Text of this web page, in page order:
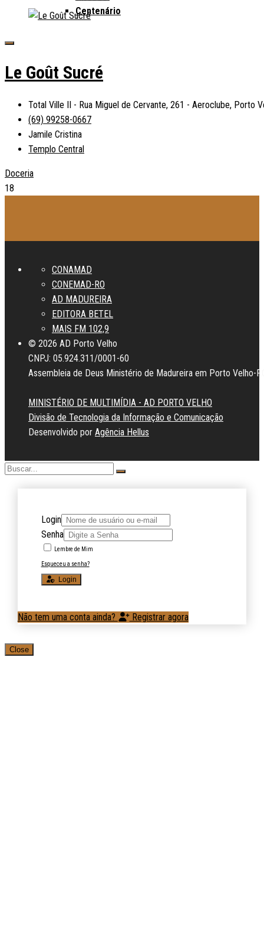
Centenário
Le Goût Sucré
Total Ville II - Rua Miguel de Cervante, 261 - Aeroclube, Porto
(69) 99258-0667
Jamile Cristina
Templo Central
Doceria
18
CONAMAD
CONEMAD-RO
AD MADUREIRA
EDITORA BETEL
MAIS FM 102,9
© 2026 AD Porto Velho
CNPJ: 05.924.311/0001-60
Assembleia de Deus Ministério de Madureira em Porto Velho-
MINISTÉRIO DE MULTIMÍDIA - AD PORTO VELHO
Divisão de Tecnologia da Informação e Comunicação
Desenvolvido por Agência Hellus
Login
Senha
Lembre de Mim
Esqueceu a senha?
Login
Não tem uma conta ainda? Registrar agora
Close